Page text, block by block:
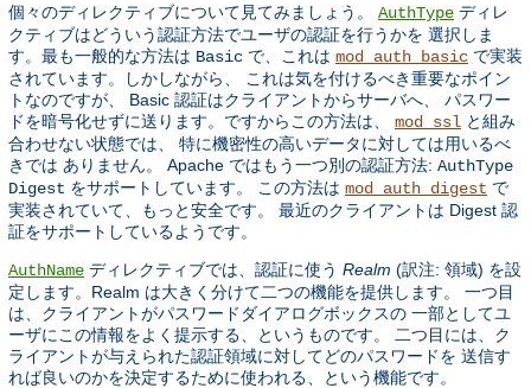
個々のディレクティブについて見てみましょう。 AuthType ディレ
クティブはどういう認証方法でユーザの認証を行うかを 選択しま
す。最も一般的な方法は Basic で、これは mod_auth_basic で実装
されています。しかしながら、 これは気を付けるべき重要なポイン
トなのですが、 Basic 認証はクライアントからサーバへ、 パスワー
ドを暗号化せずに送ります。ですからこの方法は、 mod_ssl と組み
合わせない状態では、 特に機密性の高いデータに対しては用いるべ
きでは ありません。 Apache ではもう一つ別の認証方法: AuthType
Digest をサポートしています。 この方法は mod_auth_digest で
実装されていて、もっと安全です。 最近のクライアントは Digest 認
証をサポートしているようです。
AuthName ディレクティブでは、認証に使う Realm (訳注: 領域) を設
定します。Realm は大きく分けて二つの機能を提供します。 一つ目
は、クライアントがパスワードダイアログボックスの 一部としてユ
ーザにこの情報をよく提示する、というものです。 二つ目には、ク
ライアントが与えられた認証領域に対してどのパスワードを 送信す
れば良いのかを決定するために使われる、という機能です。